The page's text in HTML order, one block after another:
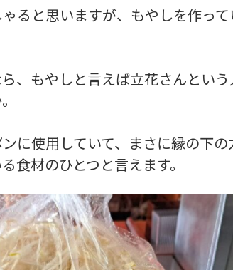
ると思いますが、もやしを作っ
、もやしと言えば立花さんとい
に使用していて、まさに縁の下
食材のひとつと言えます。